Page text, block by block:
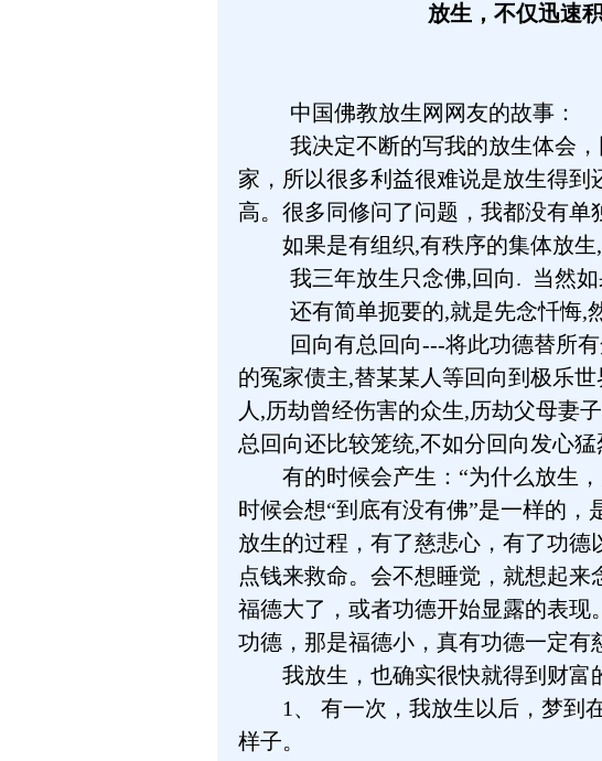
放生，不仅迅速
中国佛教放生网网友的故事：
我决定不断的写我的放生体会
家，所以很多利益很难说是放生得
高。很多同修问了问题，我都没有单
如果是有组织,有秩序的集体放生,
我三年放生只念佛,回向. 当然
还有简单扼要的,就是先念忏悔,
回向有总回向---将此功德替所
的冤家债主,替某某人等回向到极乐
人,历劫曾经伤害的众生,历劫父母妻
总回向还比较笼统,不如分回向发心猛
有的时候会产生：“为什么放生，
时候会想“到底有没有佛”是一样的，
放生的过程，有了慈悲心，有了功
点钱来救命。会不想睡觉，就想起
福德大了，或者功德开始显露的表
功德，那是福德小，真有功德一定有
我放生，也确实很快就得到财富
1、 有一次，我放生以后，梦到在
样子。